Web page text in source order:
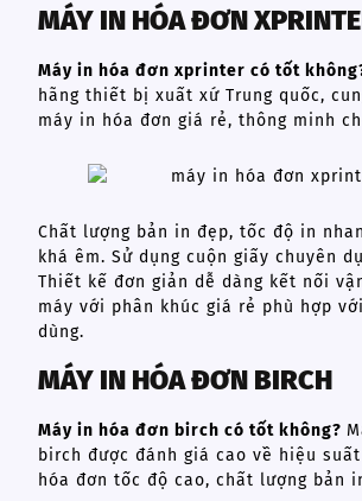
MÁY IN HÓA ĐƠN
Máy in hóa đơn xprinter có tốt
hãng thiết bị xuất xứ Trung quốc,
máy in hóa đơn giá rẻ, thông minh
Chất lượng bản in đẹp, tốc độ in
khá êm. Sử dụng cuộn giấy chuyên
Thiết kế đơn giản dễ dàng kết nối
máy với phân khúc giá rẻ phù hợp
dùng.
MÁY IN HÓA ĐƠN BIRCH
Máy in hóa đơn birch có tốt không?
birch được đánh giá cao về hiệu
hóa đơn tốc độ cao, chất lượng bản